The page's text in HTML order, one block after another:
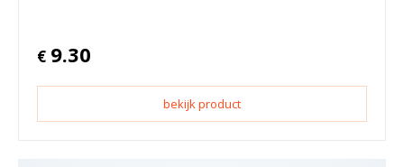
€ 9.30
bekijk product